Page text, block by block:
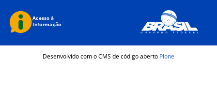
Desenvolvido com o CMS de código aberto Plone